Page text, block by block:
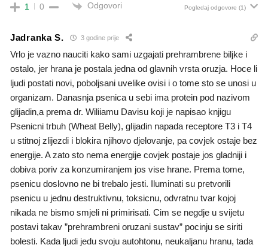
1 0 Odgovori Pogledaj odgovore (1)
Jadranka S. 3 godine prije
Vrlo je vazno nauciti kako sami uzgajati prehrambrene biljke i
ostalo, jer hrana je postala jedna od glavnih vrsta oruzja. Hoce li
ljudi postati novi, poboljsani uvelike ovisi i o tome sto se unosi u
organizam. Danasnja psenica u sebi ima protein pod nazivom
glijadin,a prema dr. Wiliiamu Davisu koji je napisao knjigu
Psenicni trbuh (Wheat Belly), glijadin napada receptore T3 i T4
u stitnoj zlijezdi i blokira njihovo djelovanje, pa covjek ostaje bez
energije. A zato sto nema energije covjek postaje jos gladniji i
dobiva poriv za konzumiranjem jos vise hrane. Prema tome,
psenicu doslovno ne bi trebalo jesti. Iluminati su pretvorili
psenicu u jednu destruktivnu, toksicnu, odvratnu tvar kojoj
nikada ne bismo smjeli ni primirisati. Cim se negdje u svijetu
postavi takav ”prehrambreni oruzani sustav” pocinju se siriti
bolesti. Kada ljudi jedu svoju autohtonu, neukaljanu hranu, tada